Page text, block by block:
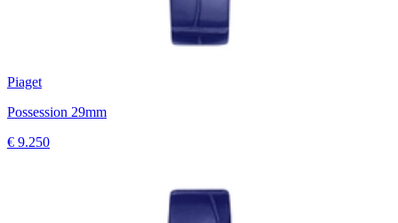
Piaget
Possession 29mm
€ 9.250